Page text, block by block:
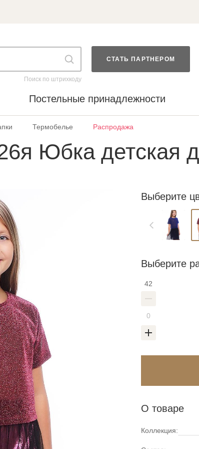
Поиск по штрихкоду
СТАТЬ ПАРТНЕРОМ
Постельные принадлежности
Термобелье Распродажа
Юбка детская
Выберите
Выберите
42
О товаре
Коллекция: